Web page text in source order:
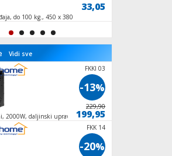
do 100 kg., 450 x 380
33,05
Vidi sve
2000W, daljinski upravljač
FKKI 03
-13%
229,90
199,95
FKK 14
-20%